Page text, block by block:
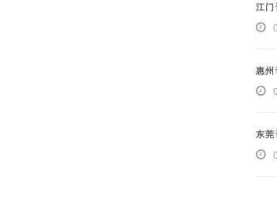
江
惠
东